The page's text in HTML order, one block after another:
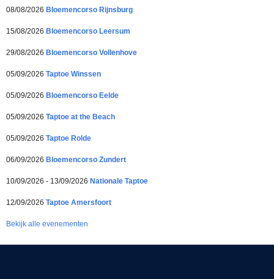
08/08/2026 Bloemencorso Rijnsburg
15/08/2026 Bloemencorso Leersum
29/08/2026 Bloemencorso Vollenhove
05/09/2026 Taptoe Winssen
05/09/2026 Bloemencorso Eelde
05/09/2026 Taptoe at the Beach
05/09/2026 Taptoe Rolde
06/09/2026 Bloemencorso Zundert
10/09/2026 - 13/09/2026 Nationale Taptoe
12/09/2026 Taptoe Amersfoort
Bekijk alle evenementen